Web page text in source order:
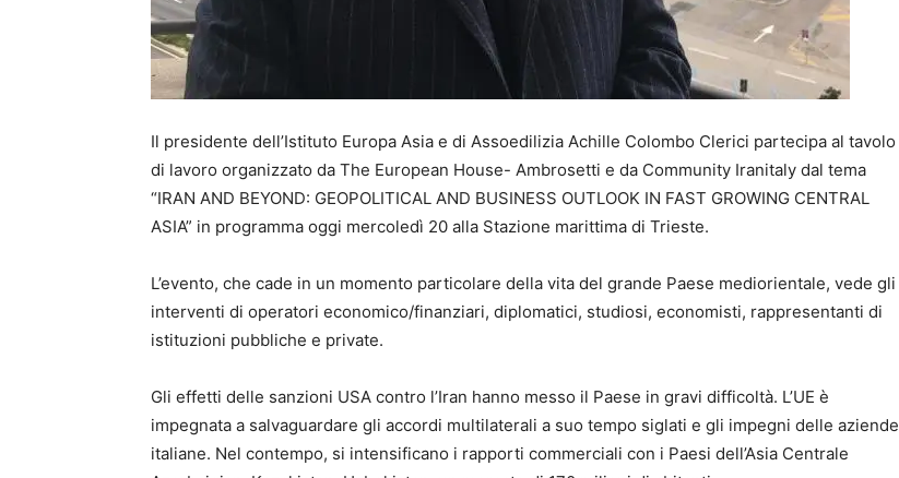
Il presidente dell’Istituto Europa Asia e di Assoedilizia Achille Colombo Clerici partecipa al tavolo
di lavoro organizzato da The European House- Ambrosetti e da Community Iranitaly dal tema
“IRAN AND BEYOND: GEOPOLITICAL AND BUSINESS OUTLOOK IN FAST GROWING CENTRAL
ASIA” in programma oggi mercoledì 20 alla Stazione marittima di Trieste.
L’evento, che cade in un momento particolare della vita del grande Paese mediorientale, vede gli
interventi di operatori economico/finanziari, diplomatici, studiosi, economisti, rappresentanti di
istituzioni pubbliche e private.
Gli effetti delle sanzioni USA contro l’Iran hanno messo il Paese in gravi difficoltà. L’UE è
impegnata a salvaguardare gli accordi multilaterali a suo tempo siglati e gli impegni delle aziende
italiane. Nel contempo, si intensificano i rapporti commerciali con i Paesi dell’Asia Centrale